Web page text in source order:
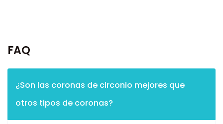
FAQ
¿Son las coronas de circonio mejores que
otros tipos de coronas?